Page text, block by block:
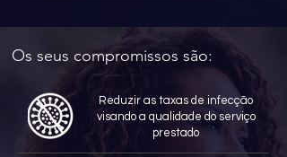
Os seus compromissos são:
Reduzir as taxas de infecção
visando a qualidade do serviço
prestado